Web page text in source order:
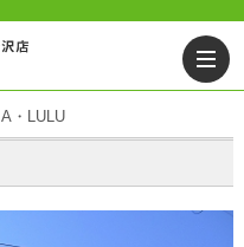
A・LULU